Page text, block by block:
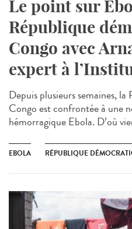
Le point sur
République
Congo avec
expert à
Depuis plusieurs semaines,
Congo est confrontée à une
hémorragique Ebola. D’où
EBOLA RÉPUBLIQUE